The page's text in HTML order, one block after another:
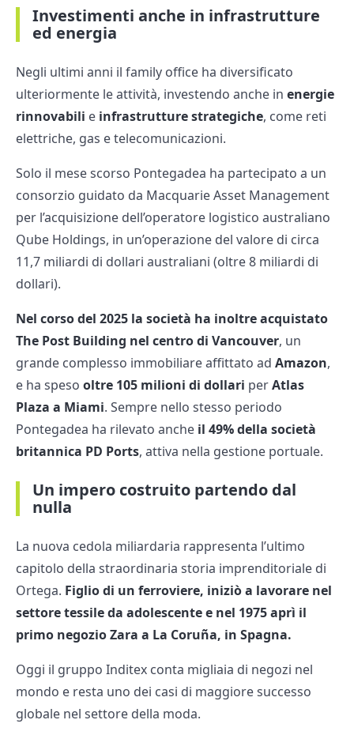
Investimenti anche in infrastrutture
ed energia
Negli ultimi anni il family office ha diversificato
ulteriormente le attività, investendo anche in energie
rinnovabili e infrastrutture strategiche, come reti
elettriche, gas e telecomunicazioni.
Solo il mese scorso Pontegadea ha partecipato a un
consorzio guidato da Macquarie Asset Management
per l’acquisizione dell’operatore logistico australiano
Qube Holdings, in un’operazione del valore di circa
11,7 miliardi di dollari australiani (oltre 8 miliardi di
dollari).
Nel corso del 2025 la società ha inoltre acquistato
The Post Building nel centro di Vancouver, un
grande complesso immobiliare affittato ad Amazon,
e ha speso oltre 105 milioni di dollari perAtlas
Plaza a Miami. Sempre nello stesso periodo
Pontegadea ha rilevato anche il 49% della società
britannica PD Ports, attiva nella gestione portuale.
Un impero costruito partendo dal
nulla
La nuova cedola miliardaria rappresenta l’ultimo
capitolo della straordinaria storia imprenditoriale di
Ortega. Figlio di un ferroviere, iniziò a lavorare nel
settore tessile da adolescente e nel 1975 aprì il
primo negozio Zara a La Coruña, in Spagna.
Oggi il gruppo Inditex conta migliaia di negozi nel
mondo e resta uno dei casi di maggiore successo
globale nel settore della moda.